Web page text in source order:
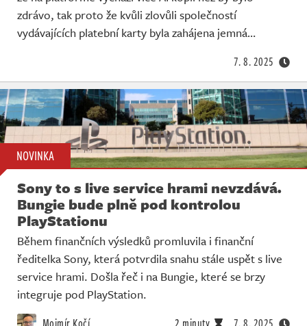
zdrávo, tak proto že kvůli zlovůli společností
vydávajících platební karty byla zahájena jemná…
7. 8. 2025
NOVINKA
Sony to s live service hrami nevzdává.
Bungie bude plně pod kontrolou
PlayStationu
Během finančních výsledků promluvila i finanční
ředitelka Sony, která potvrdila snahu stále uspět s live
service hrami. Došla řeč i na Bungie, které se brzy
integruje pod PlayStation.